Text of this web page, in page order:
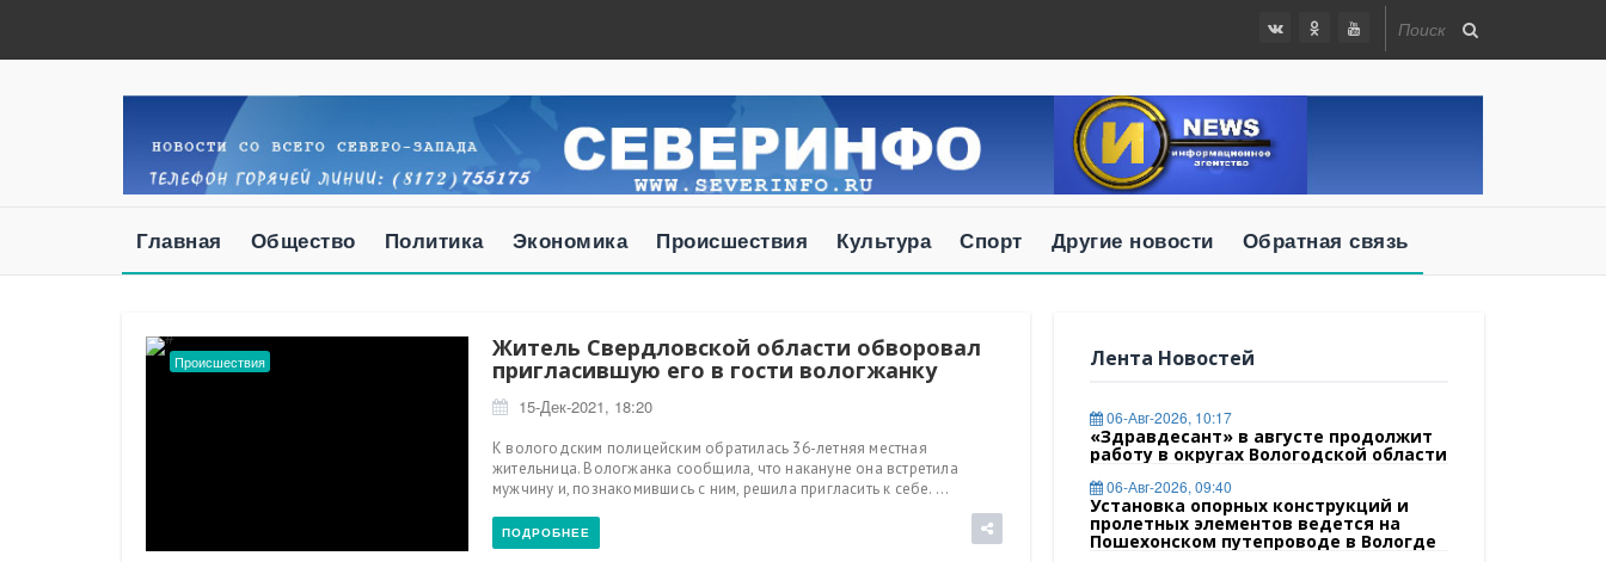
Главная Общество Политика Экономика Происшествия Культура Спорт Другие новости Обратная связь
Происшествия Житель Свердловской области обворовал
пригласившую его в гости вологжанку
15-Дек-2021, 18:20
К вологодским полицейским обратилась 36-летняя местная
жительница. Вологжанка сообщила, что накануне она встретила
мужчину и, познакомившись с ним, решила пригласить к себе. ...
ПОДРОБНЕЕ
Лента Новостей
06-Авг-2026, 10:17
«Здравдесант» в августе продолжит
работу в округах Вологодской области
06-Авг-2026, 09:40
Установка опорных конструкций и
пролетных элементов ведется на
Пошехонском путепроводе в Вологде